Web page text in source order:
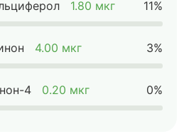
1.80 мкг 11%
4.00 мкг 3%
4 0.20 мкг 0%